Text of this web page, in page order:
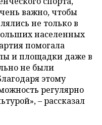
важно, чтобы
не только в
населенных
помогала
и площадки даже в
не были
этому
регулярно
– рассказал